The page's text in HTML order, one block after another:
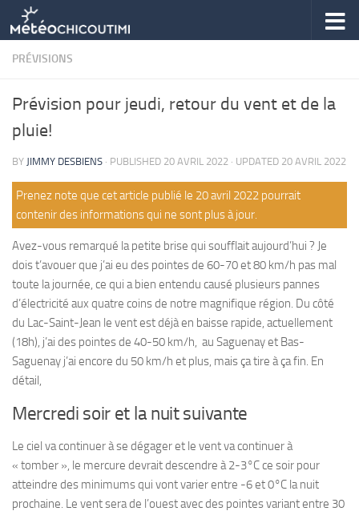
Skip to content
PRÉVISIONS
Prévision pour jeudi, retour du vent et de la
pluie!
BY JIMMY DESBIENS · PUBLISHED 20 AVRIL 2022 · UPDATED 20 AVRIL 2022
Prenez note que cet article publié le 20 avril 2022 pourrait
contenir des informations qui ne sont plus à jour.
Avez-vous remarqué la petite brise qui soufflait aujourd’hui ? Je
dois t’avouer que j’ai eu des pointes de 60-70 et 80 km/h pas mal
toute la journée, ce qui a bien entendu causé plusieurs pannes
d’électricité aux quatre coins de notre magnifique région. Du côté
du Lac-Saint-Jean le vent est déjà en baisse rapide, actuellement
(18h), j’ai des pointes de 40-50 km/h, au Saguenay et Bas-
Saguenay j’ai encore du 50 km/h et plus, mais ça tire à ça fin. En
détail,
Mercredi soir et la nuit suivante
Le ciel va continuer à se dégager et le vent va continuer à
« tomber », le mercure devrait descendre à 2-3°C ce soir pour
atteindre des minimums qui vont varier entre -6 et 0°C la nuit
prochaine. Le vent sera de l’ouest avec des pointes variant entre 30